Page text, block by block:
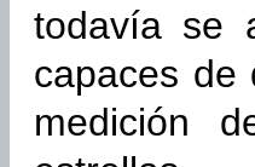
todavía se
capaces de
medición